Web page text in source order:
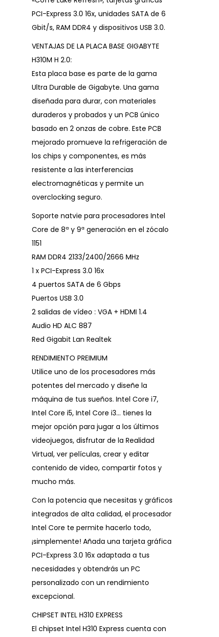
PCI-Express 3.0 16x, unidades SATA de 6
Gbit/s, RAM DDR4 y dispositivos USB 3.0.
VENTAJAS DE LA PLACA BASE GIGABYTE
H310M H 2.0:
Esta placa base es parte de la gama
Ultra Durable de Gigabyte. Una gama
diseñada para durar, con materiales
duraderos y probados y un PCB único
basado en 2 onzas de cobre. Este PCB
mejorado promueve la refrigeración de
los chips y componentes, es más
resistente a las interferencias
electromagnéticas y permite un
overclocking seguro.
Soporte natvie para procesadores Intel
Core de 8ª y 9ª generación en el zócalo
1151
RAM DDR4 2133/2400/2666 MHz
1 x PCI-Express 3.0 16x
4 puertos SATA de 6 Gbps
Puertos USB 3.0
2 salidas de vídeo : VGA + HDMI 1.4
Audio HD ALC 887
Red Gigabit Lan Realtek
RENDIMIENTO PREIMIUM
Utilice uno de los procesadores más
potentes del mercado y diseñe la
máquina de tus sueños. Intel Core i7,
Intel Core i5, Intel Core i3… tienes la
mejor opción para jugar a los últimos
videojuegos, disfrutar de la Realidad
Virtual, ver películas, crear y editar
contenido de video, compartir fotos y
mucho más.
Con la potencia que necesitas y gráficos
integrados de alta calidad, el procesador
Intel Core te permite hacerlo todo,
¡simplemente! Añada una tarjeta gráfica
PCI-Express 3.0 16x adaptada a tus
necesidades y obtendrás un PC
personalizado con un rendimiento
excepcional.
CHIPSET INTEL H310 EXPRESS
El chipset Intel H310 Express cuenta con